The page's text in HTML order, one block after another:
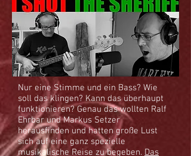
Nur eine Stimme und ein Bass? Wie
soll das klingen? Kann das überhaupt
funktionieren? Genau das wollten Ralf
Ehrbar und Markus Setzer
herausfinden und hatten große Lust
sich auf eine ganz spezielle
musikalische Reise zu begeben. Das